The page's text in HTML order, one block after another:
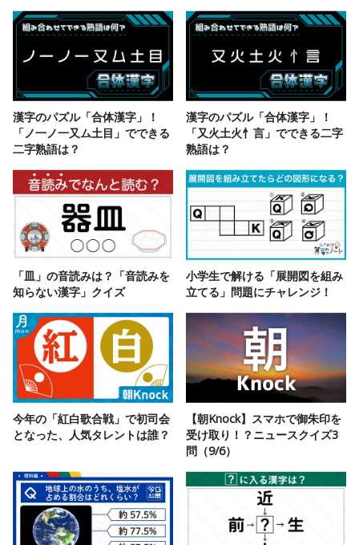
漢字のパズル「合体漢字」！
「ノ一ノ一又ム土目」でできる
二字熟語は？
漢字のパズル「合体漢字」！
「又火土火忄言」でできる二字
熟語は？
「皿」の音読みは？「音読みを
知らない漢字」クイズ
小学生で解ける「展開図を組み
立てる」問題にチャレンジ！
今年の「紅白歌合戦」で初司会
となった、人気タレントは誰？
【朝Knock】スマホで御朱印を
受け取り！？ニュースクイズ3
問（9/6）